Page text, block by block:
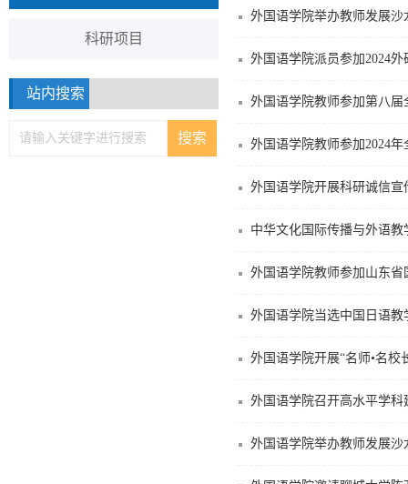
科研项目
站内搜索
外国语学院举办教师发展
外国语学院派员参加2024
外国语学院教师参加第八
外国语学院教师参加2024
外国语学院开展科研诚信宣
中华文化国际传播与外语
外国语学院教师参加山东
外国语学院当选中国日语
外国语学院开展“名师•名
外国语学院召开高水平学科
外国语学院举办教师发展